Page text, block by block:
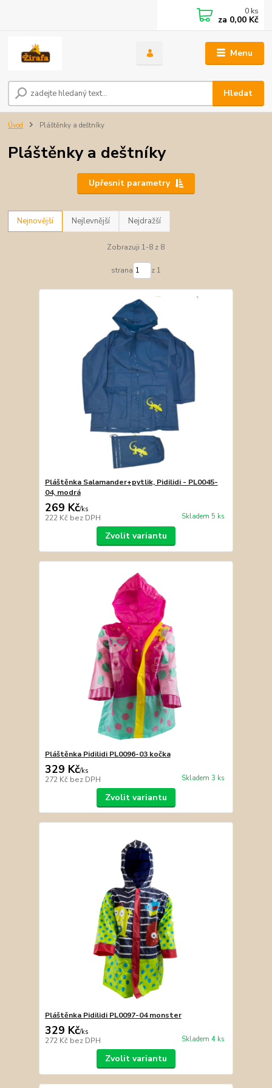
Menu
Hledat
0 ks
za 0,00 Kč
Úvod Pláštěnky a deštníky
Pláštěnky a deštníky
Upřesnit parametry
Nejnovější Nejlevnější Nejdražší
Zobrazuji 1-8 z 8
strana z 1
Pláštěnka Salamander+pytlik, Pidilidi - PL0045-
04, modrá
269 Kč/ks
222 Kč bez DPH Skladem 5 ks
Zvolit variantu
Pláštěnka Pidilidi PL0096-03 kočka
329 Kč/ks
272 Kč bez DPH Skladem 3 ks
Zvolit variantu
Pláštěnka Pidilidi PL0097-04 monster
329 Kč/ks
272 Kč bez DPH Skladem 4 ks
Zvolit variantu